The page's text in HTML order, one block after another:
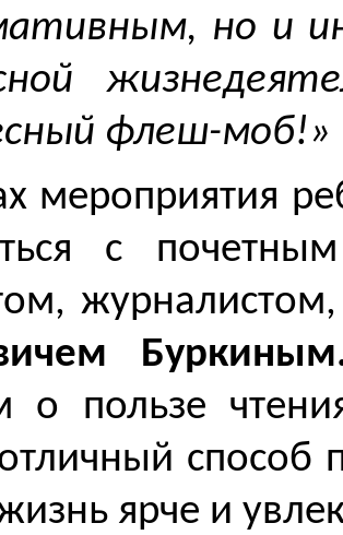
но и
флеш-моб!»
мероприятия
с
о пользе
ярче и